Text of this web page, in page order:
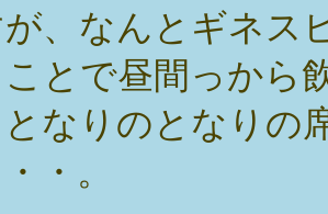
、なんとギネス
とで昼間っから
となりのとなりの
・。